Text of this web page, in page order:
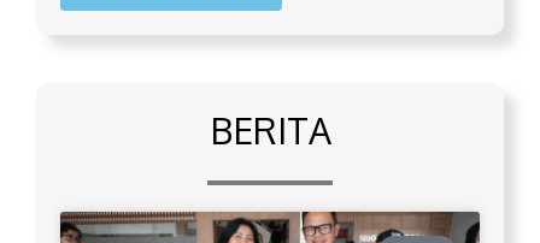
BERITA